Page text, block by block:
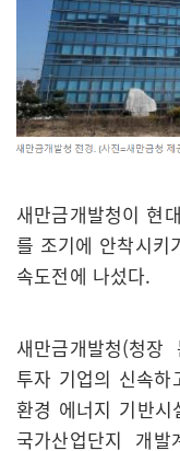
새만금개발청이 현
를 조기에 안착시키
속도전에 나섰다.
새만금개발청(청
투자 기업의 신속
환경 에너지 기반시
국가산업단지 개